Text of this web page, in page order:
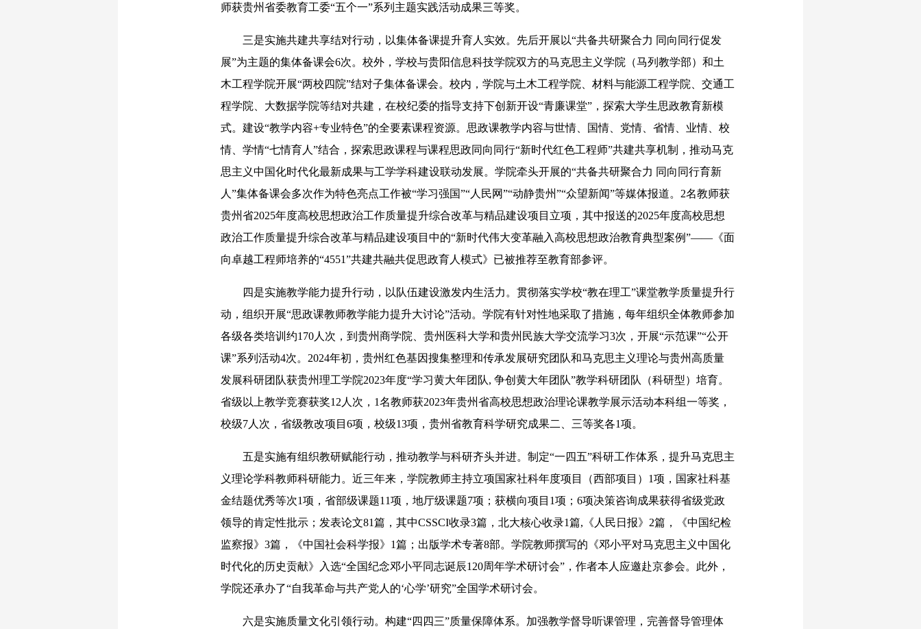
师获贵州省委教育工委“五个一”系列主题实践活动成果三等奖。
三是实施共建共享结对行动，以集体备课提升育人实效。先后开展以“共备共研聚合力 同向同行促发
展”为主题的集体备课会6次。校外，学校与贵阳信息科技学院双方的马克思主义学院（马列教学部）和土
木工程学院开展“两校四院”结对子集体备课会。校内，学院与土木工程学院、材料与能源工程学院、交通工
程学院、大数据学院等结对共建，在校纪委的指导支持下创新开设“青廉课堂”，探索大学生思政教育新模
式。建设“教学内容+专业特色”的全要素课程资源。思政课教学内容与世情、国情、党情、省情、业情、校
情、学情“七情育人”结合，探索思政课程与课程思政同向同行“新时代红色工程师”共建共享机制，推动马克
思主义中国化时代化最新成果与工学学科建设联动发展。学院牵头开展的“共备共研聚合力 同向同行育新
人”集体备课会多次作为特色亮点工作被“学习强国”“人民网”“动静贵州”“众望新闻”等媒体报道。2名教师获
贵州省2025年度高校思想政治工作质量提升综合改革与精品建设项目立项，其中报送的2025年度高校思想
政治工作质量提升综合改革与精品建设项目中的“新时代伟大变革融入高校思想政治教育典型案例”——《面
向卓越工程师培养的“4551”共建共融共促思政育人模式》已被推荐至教育部参评。
四是实施教学能力提升行动，以队伍建设激发内生活力。贯彻落实学校“教在理工”课堂教学质量提升行
动，组织开展“思政课教师教学能力提升大讨论”活动。学院有针对性地采取了措施，每年组织全体教师参加
各级各类培训约170人次，到贵州商学院、贵州医科大学和贵州民族大学交流学习3次，开展“示范课”“公开
课”系列活动4次。2024年初，贵州红色基因搜集整理和传承发展研究团队和马克思主义理论与贵州高质量
发展科研团队获贵州理工学院2023年度“学习黄大年团队, 争创黄大年团队”教学科研团队（科研型）培育。
省级以上教学竞赛获奖12人次，1名教师获2023年贵州省高校思想政治理论课教学展示活动本科组一等奖，
校级7人次，省级教改项目6项，校级13项，贵州省教育科学研究成果二、三等奖各1项。
五是实施有组织教研赋能行动，推动教学与科研齐头并进。制定“一四五”科研工作体系，提升马克思主
义理论学科教师科研能力。近三年来，学院教师主持立项国家社科年度项目（西部项目）1项，国家社科基
金结题优秀等次1项，省部级课题11项，地厅级课题7项；获横向项目1项；6项决策咨询成果获得省级党政
领导的肯定性批示；发表论文81篇，其中CSSCI收录3篇，北大核心收录1篇,《人民日报》2篇，《中国纪检
监察报》3篇，《中国社会科学报》1篇；出版学术专著8部。学院教师撰写的《邓小平对马克思主义中国化
时代化的历史贡献》入选“全国纪念邓小平同志诞辰120周年学术研讨会”，作者本人应邀赴京参会。此外，
学院还承办了“自我革命与共产党人的‘心学’研究”全国学术研讨会。
六是实施质量文化引领行动。构建“四四三”质量保障体系。加强教学督导听课管理，完善督导管理体